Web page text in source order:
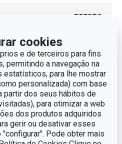
cookies
e de terceiros para fins
permitindo a navegação na
estatísticos, para lhe mostrar
personalizada) com base
partir dos seus hábitos de
para otimizar a web
dos produtos adquiridos
gerir ou desativar esses
Pode obter mais
PRESTO
aço inoxidável
acessórios
Metalizado
Sim